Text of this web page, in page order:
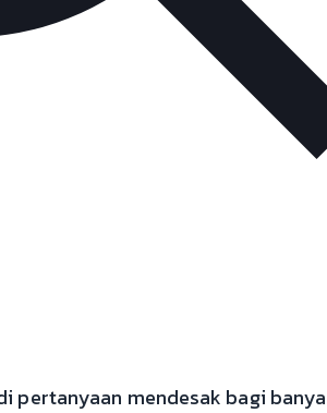
pertanyaan mendesak bagi